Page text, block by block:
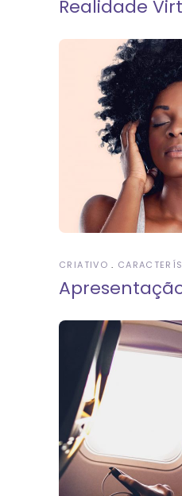
Realidade
CRIATIVO